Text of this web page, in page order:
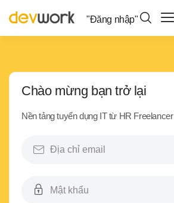
"Đăng nhập"
Chào mừng bạn trở lại
Nền tảng tuyển dụng IT từ HR Freelancer